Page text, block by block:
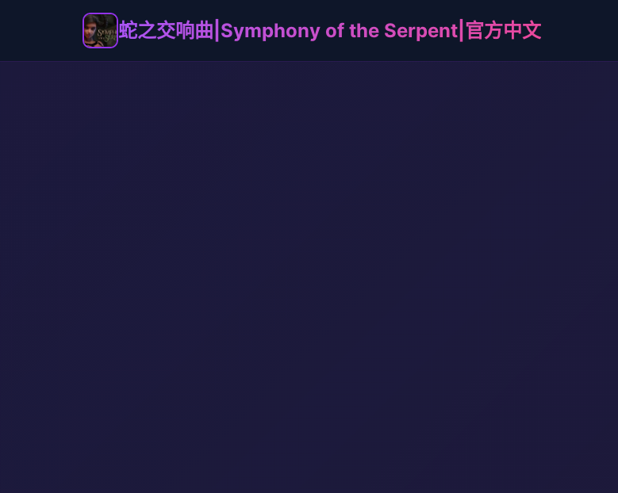
蛇之交响曲|Symphony of the Serpent|官方中文